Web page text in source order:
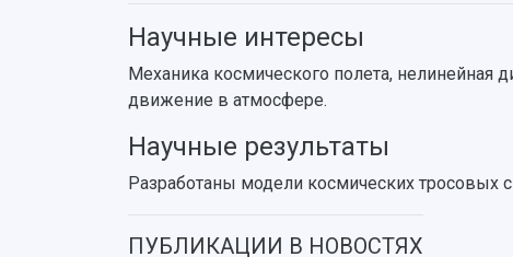
Научные интересы
Механика космического полета, нелинейная
движение в атмосфере.
Научные результаты
Разработаны модели космических тросовых
ПУБЛИКАЦИИ В НОВОСТЯХ